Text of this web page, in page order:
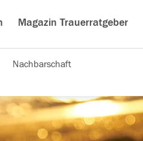
Magazin Trauerratgeber
Nachbarschaft